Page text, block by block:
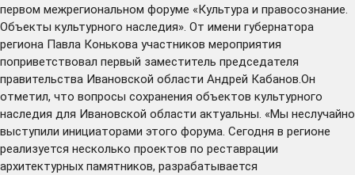
первом межрегиональном форуме «Культура и правосознание.
Объекты культурного наследия». От имени губернатора
региона Павла Конькова участников мероприятия
поприветствовал первый заместитель председателя
правительства Ивановской области Андрей Кабанов.Он
отметил, что вопросы сохранения объектов культурного
наследия для Ивановской области актуальны. «Мы неслучайно
выступили инициаторами этого форума. Сегодня в регионе
реализуется несколько проектов по реставрации
архитектурных памятников, разрабатывается